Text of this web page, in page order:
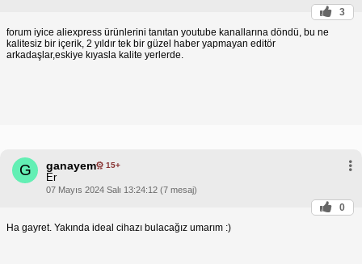
3
forum iyice aliexpress ürünlerini tanıtan youtube kanallarına döndü, bu ne
kalitesiz bir içerik, 2 yıldır tek bir güzel haber yapmayan editör
arkadaşlar,eskiye kıyasla kalite yerlerde.
G ganayem 15+
Er
07 Mayıs 2024 Salı 13:24:12 (7 mesaj)
0
Ha gayret. Yakında ideal cihazı bulacağız umarım :)